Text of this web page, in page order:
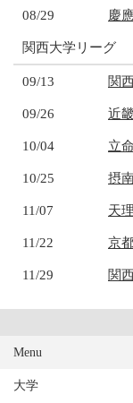
08/29 慶
関西大学リーグ
09/13 関
09/26 近
10/04 立
10/25 摂
11/07 天
11/22 京
11/29 関
Menu
大学